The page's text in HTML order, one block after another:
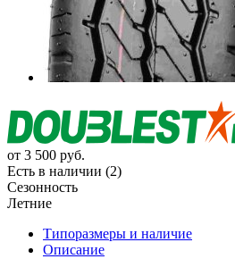
от 3 500 руб.
Есть в наличии (2)
Сезонность
Летние
Типоразмеры и наличие
Описание